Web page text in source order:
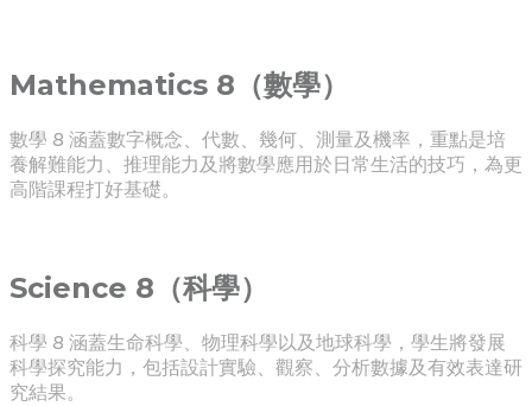
Mathematics 8（數學）
數學 8 涵蓋數字概念、代數、幾何、測量及機率，重點是培
養解難能力、推理能力及將數學應用於日常生活的技巧，為更
高階課程打好基礎。
Science 8（科學）
科學 8 涵蓋生命科學、物理科學以及地球科學，學生將發展
科學探究能力，包括設計實驗、觀察、分析數據及有效表達研
究結果。